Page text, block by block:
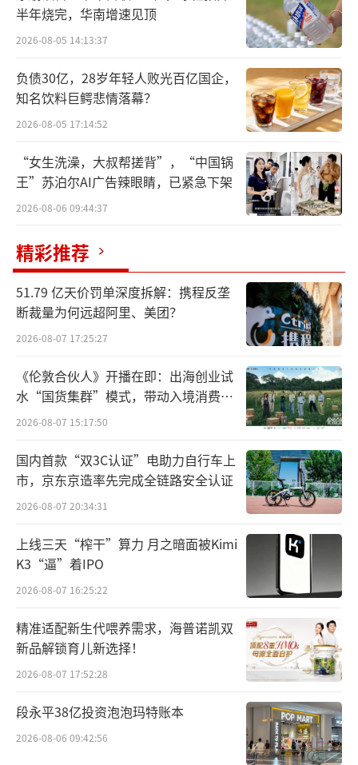
具体来说，盘面上，多元金融、券商概
念、钢铁行业等板块涨幅居前，无板块下跌。
个股方面，A股5167股飘红，其中98股涨
半年烧完，华南增速见顶
2026-08-05 14:13:37
负债30亿，28岁年轻人败光百亿国企，
知名饮料巨鳄悲情落幕？
2026-08-05 17:14:52
“女生洗澡，大叔帮搓背”，“中国锅
王”苏泊尔AI广告辣眼睛，已紧急下架
2026-08-06 09:44:37
精彩推荐
51.79 亿天价罚单深度拆解：携程反垄
断裁量为何远超阿里、美团？
2026-08-07 17:25:27
《伦敦合伙人》开播在即：出海创业试
水“国货集群”模式，带动入境消费反
向种草
2026-08-07 15:17:50
国内首款“双3C认证”电助力自行车上
市，京东京造率先完成全链路安全认证
2026-08-07 20:34:31
上线三天“榨干”算力 月之暗面被Kimi
K3“逼”着IPO
2026-08-07 16:25:22
精准适配新生代喂养需求，海普诺凯双
新品解锁育儿新选择！
2026-08-07 17:52:28
段永平38亿投资泡泡玛特账本
2026-08-06 09:42:56